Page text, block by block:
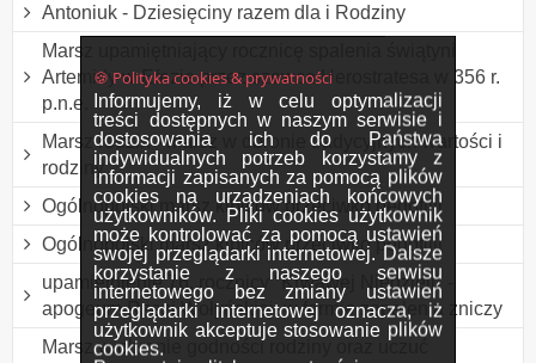
🍪 Polityka cookies & prywatności
Informujemy, iż w celu optymalizacji
treści dostępnych w naszym serwisie i
dostosowania ich do Państwa
indywidualnych potrzeb korzystamy z
informacji zapisanych za pomocą plików
cookies na urządzeniach końcowych
użytkowników. Pliki cookies użytkownik
może kontrolować za pomocą ustawień
swojej przeglądarki internetowej. Dalsze
korzystanie z naszego serwisu
internetowego bez zmiany ustawień
przeglądarki internetowej oznacza, iż
użytkownik akceptuje stosowanie plików
cookies.
Antoniuk - Dziesięciny razem dla i Rodziny
Marsz upamiętniający rocznicę spalenia świątyni
Artemidy w Efezie przez szewca Herostratesa w 356 r.
p.n.e.
Marsz rodzin - marsz w obronie tradycyjnych wartości i
rodziny
Ogólnopolski marsz kibiców przeciwko pedofilii
Ogólnopolski marsz kibiców przeciwko pedofilii
upamiętnienie 76. rocznicy "Krwawej Niedzieli" -
apogeum Rzezi Wołyńskiej, w formie zapalenia zniczy
Marsz w obronie godności rodziny oraz uczuć